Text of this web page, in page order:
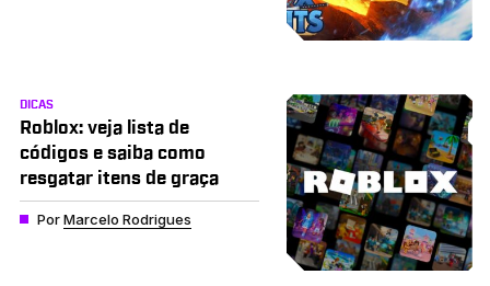
DICAS
Roblox: veja lista de
códigos e saiba como
resgatar itens de graça
PorMarcelo Rodrigues